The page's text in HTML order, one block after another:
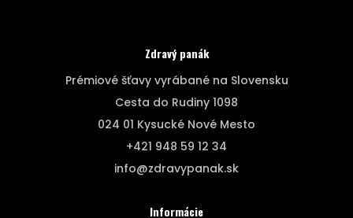
Zdravý panák
Prémiové šťavy vyrábané na Slovensku
Cesta do Rudiny 1098
024 01 Kysucké Nové Mesto
+421 948 59 12 34
info@zdravypanak.sk
Informácie